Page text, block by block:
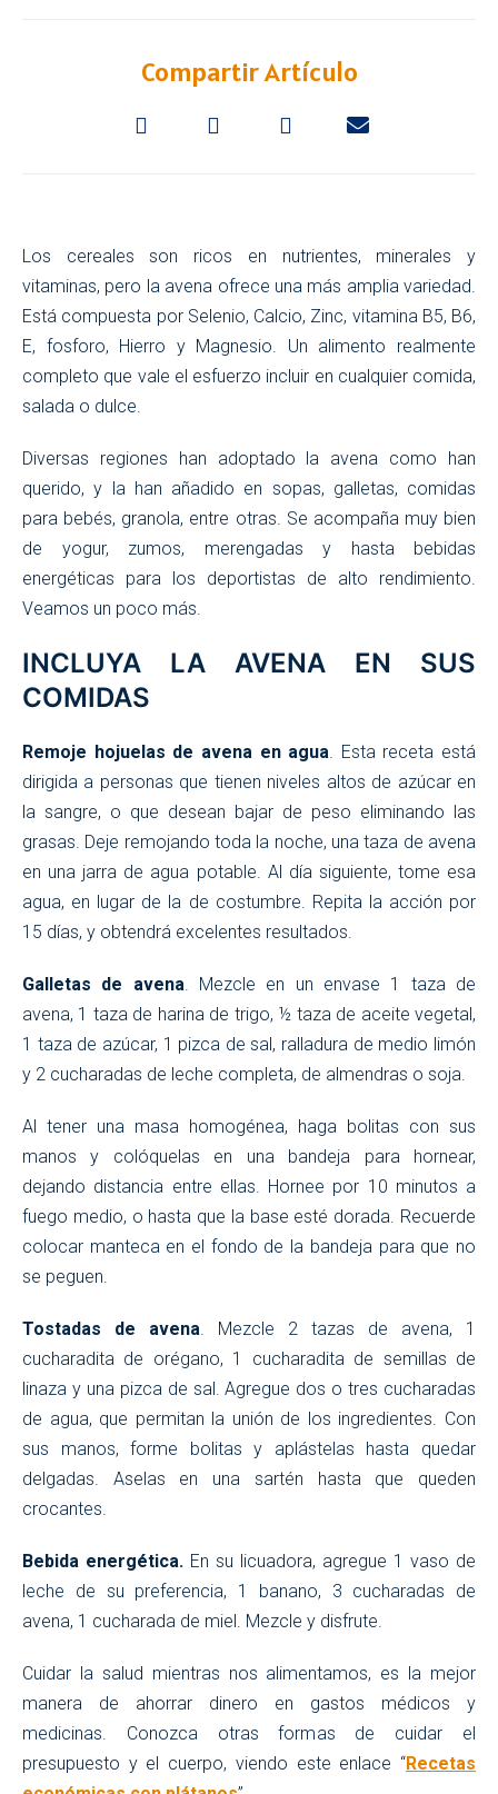
Compartir Artículo
Los cereales son ricos en nutrientes, minerales y
vitaminas, pero la avena ofrece una más amplia variedad.
Está compuesta por Selenio, Calcio, Zinc, vitamina B5, B6,
E, fosforo, Hierro y Magnesio. Un alimento realmente
completo que vale el esfuerzo incluir en cualquier comida,
salada o dulce.
Diversas regiones han adoptado la avena como han
querido, y la han añadido en sopas, galletas, comidas
para bebés, granola, entre otras. Se acompaña muy bien
de yogur, zumos, merengadas y hasta bebidas
energéticas para los deportistas de alto rendimiento.
Veamos un poco más.
INCLUYA LA AVENA EN SUS
COMIDAS
Remoje hojuelas de avena en agua. Esta receta está
dirigida a personas que tienen niveles altos de azúcar en
la sangre, o que desean bajar de peso eliminando las
grasas. Deje remojando toda la noche, una taza de avena
en una jarra de agua potable. Al día siguiente, tome esa
agua, en lugar de la de costumbre. Repita la acción por
15 días, y obtendrá excelentes resultados.
Galletas de avena. Mezcle en un envase 1 taza de
avena, 1 taza de harina de trigo, ½ taza de aceite vegetal,
1 taza de azúcar, 1 pizca de sal, ralladura de medio limón
y 2 cucharadas de leche completa, de almendras o soja.
Al tener una masa homogénea, haga bolitas con sus
manos y colóquelas en una bandeja para hornear,
dejando distancia entre ellas. Hornee por 10 minutos a
fuego medio, o hasta que la base esté dorada. Recuerde
colocar manteca en el fondo de la bandeja para que no
se peguen.
Tostadas de avena. Mezcle 2 tazas de avena, 1
cucharadita de orégano, 1 cucharadita de semillas de
linaza y una pizca de sal. Agregue dos o tres cucharadas
de agua, que permitan la unión de los ingredientes. Con
sus manos, forme bolitas y aplástelas hasta quedar
delgadas. Aselas en una sartén hasta que queden
crocantes.
Bebida energética. En su licuadora, agregue 1 vaso de
leche de su preferencia, 1 banano, 3 cucharadas de
avena, 1 cucharada de miel. Mezcle y disfrute.
Cuidar la salud mientras nos alimentamos, es la mejor
manera de ahorrar dinero en gastos médicos y
medicinas. Conozca otras formas de cuidar el
presupuesto y el cuerpo, viendo este enlace “Recetas